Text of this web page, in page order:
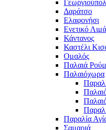
Δαράτσο
Ελαφονήσι
Ενετικό
Κάντανος
Καστέλι
Ομαλός
Παλαιά
Παλαιόχωρα
Παραλία
Σαμαριά